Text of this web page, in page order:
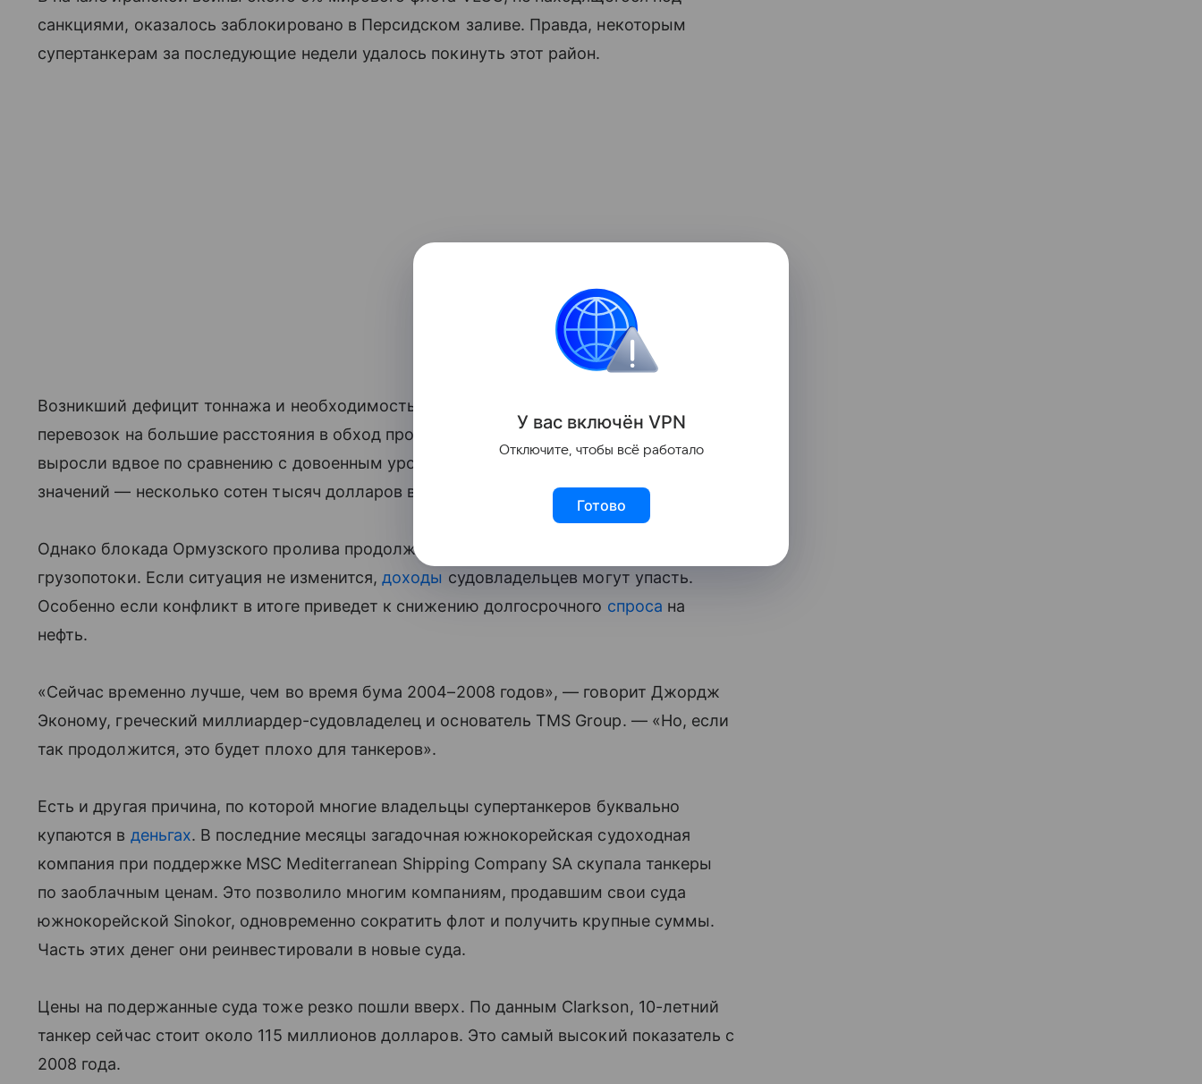
санкциями, оказалось заблокировано в Персидском заливе. Правда, некоторым
супертанкерам за последующие недели удалось покинуть этот район.
Возникший дефицит тоннажа и необходимость использовать супертанкеры для
перевозок на большие расстояния в обход пролива подстегнули ставки фрахта. Они
выросли вдвое по сравнению с довоенным уровнем и взлетели до рекордных
значений — несколько сотен тысяч долларов в день.
Однако блокада Ормузского пролива продолжается, и это резко сократило
грузопотоки. Если ситуация не изменится,доходы судовладельцев могут упасть.
Особенно если конфликт в итоге приведет к снижению долгосрочного спроса на
нефть.
«Сейчас временно лучше, чем во время бума 2004–2008 годов», — говорит Джордж
Эконому, греческий миллиардер-судовладелец и основатель TMS Group. — «Но, если
так продолжится, это будет плохо для танкеров».
Есть и другая причина, по которой многие владельцы супертанкеров буквально
купаются в деньгах. В последние месяцы загадочная южнокорейская судоходная
компания при поддержке MSC Mediterranean Shipping Company SA скупала танкеры
по заоблачным ценам. Это позволило многим компаниям, продавшим свои суда
южнокорейской Sinokor, одновременно сократить флот и получить крупные суммы.
Часть этих денег они реинвестировали в новые суда.
Цены на подержанные суда тоже резко пошли вверх. По данным Clarkson, 10-летний
танкер сейчас стоит около 115 миллионов долларов. Это самый высокий показатель с
2008 года.
У вас включён VPN
Отключите, чтобы всё работало
Готово